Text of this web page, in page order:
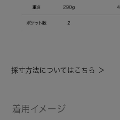
採寸方法についてはこちら ＞
着用イメージ